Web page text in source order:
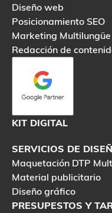
Diseño web
Posicionamiento SEO
Marketing Multilungüe
Redacción de
KIT DIGITAL
SERVICIOS DE
Maquetación DTP
Material publicitario
Diseño gráfico
PRESUPESTOS Y